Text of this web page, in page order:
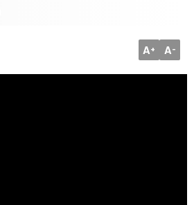
A+ A-